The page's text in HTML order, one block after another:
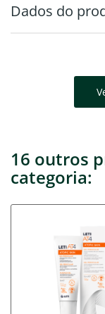
Dados do
16 outros
categoria: